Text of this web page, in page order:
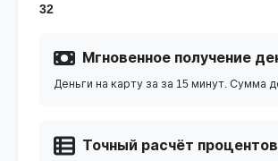
32
Мгновенное получение
Деньги на карту за за 15 минут. Сумма
Точный расчёт процентов